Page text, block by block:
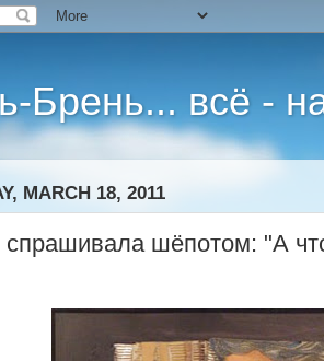
Брень... всё -
MARCH 18, 2011
шёпотом: "А